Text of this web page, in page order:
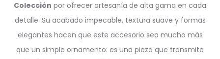
Colección por ofrecer artesanía de alta gama en cada
detalle. Su acabado impecable, textura suave y formas
elegantes hacen que este accesorio sea mucho más
que un simple ornamento: es una pieza que transmite